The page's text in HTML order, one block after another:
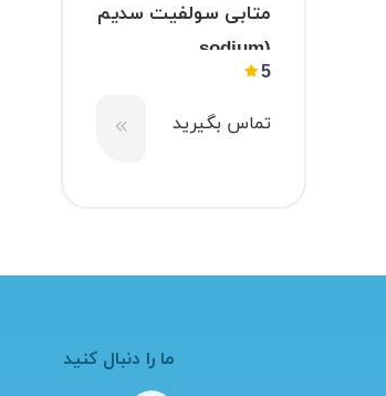
متابی سولفیت سدیم
(sodium
metabisulfite)
5
تماس بگیرید
ما را دنبال کنید